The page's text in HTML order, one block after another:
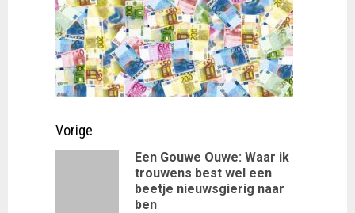
Doorgaan
Vorige
Een Gouwe Ouwe: Waar ik
trouwens best wel een
beetje nieuwsgierig naar
ben